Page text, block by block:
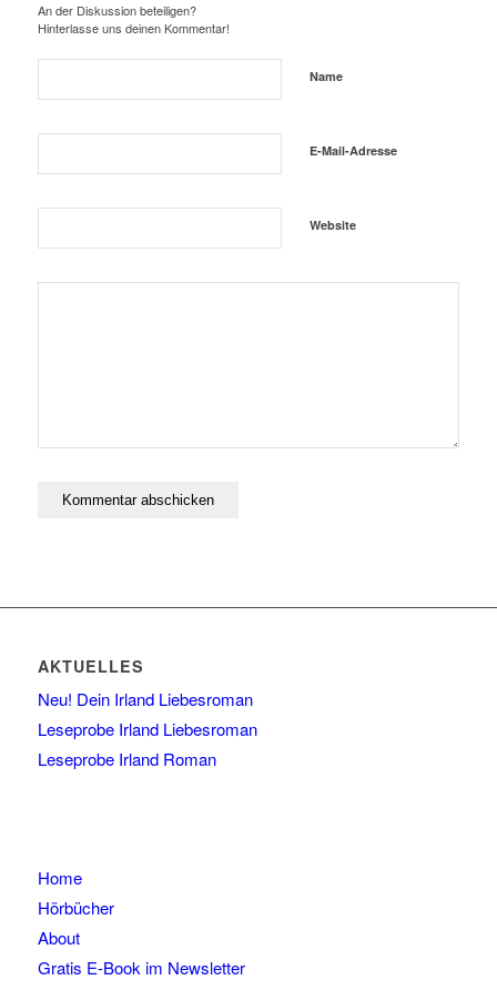
An der Diskussion beteiligen?
Hinterlasse uns deinen Kommentar!
Name
E-Mail-Adresse
Website
AKTUELLES
Neu! Dein Irland Liebesroman
Leseprobe Irland Liebesroman
Leseprobe Irland Roman
Home
Hörbücher
About
Gratis E-Book im Newsletter